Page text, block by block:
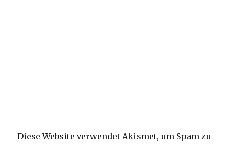
Diese Website verwendet Akismet, um Spam zu